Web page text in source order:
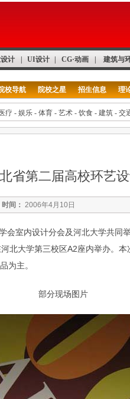
计 UI设计 CG·动画 建筑与
校导航 院校之星 招生信息 理
医疗 - 娱乐 - 体育 - 艺术 - 饮食 - 建筑 - 交
省第二届高校环艺
时间： 2006年4月10日
会室内设计分会及河北大学共同
北大学第三校区A2座内举办。
为主。
部分现场图片